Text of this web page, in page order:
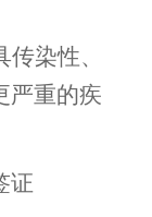
染性、
严重的疾
证